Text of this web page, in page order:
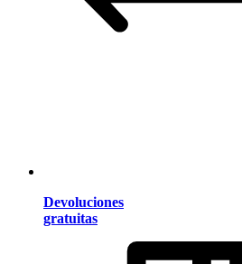
Devoluciones
gratuitas